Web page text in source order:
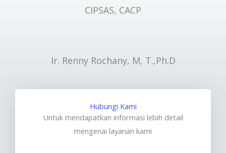
CIPSAS, CACP
Ir. Renny Rochany, M, T.,Ph.D
Hubungi Kami
Untuk mendapatkan informasi lebih detail
mengenai layanan kami